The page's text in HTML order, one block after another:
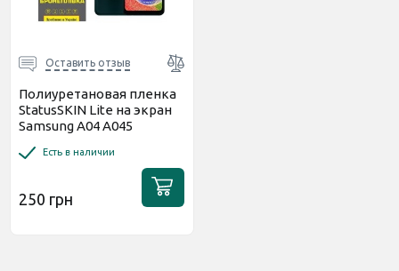
Оставить отзыв
Полиуретановая пленка
StatusSKIN Lite на экран
Samsung A04 A045
Есть в наличии
250 грн